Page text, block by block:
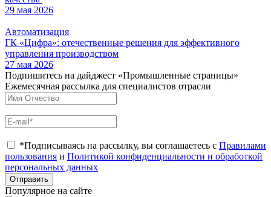
29 мая 2026
Автоматизация
ГК «Цифра»: отечественные решения для эффективного
управления производством
27 мая 2026
Подпишитесь на дайджест «Промышленные страницы»
Ежемесячная рассылка для специалистов отрасли
*Подписываясь на рассылку, вы соглашаетесь с Правилами
пользования и Политикой конфиденциальности и обработкой
персональных данных
Отправить
Популярное на сайте